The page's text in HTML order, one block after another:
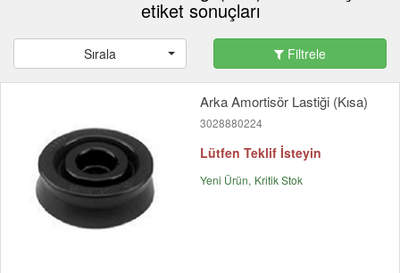
etiket sonuçları
Sırala Filtrele
Arka Amortisör Lastiği (Kısa)
3028880224
Lütfen Teklif İsteyin
Yeni Ürün Kritik Stok